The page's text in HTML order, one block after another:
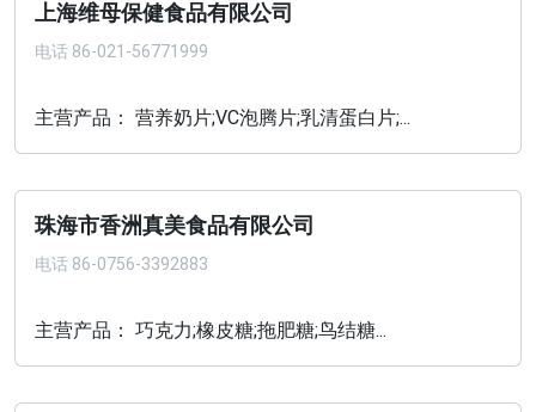
上海维母保健食品有限公司
电话 86-021-56771999
主营产品： 营养奶片;VC泡腾片;乳清蛋白片;...
珠海市香洲真美食品有限公司
电话 86-0756-3392883
主营产品： 巧克力;橡皮糖;拖肥糖;鸟结糖...